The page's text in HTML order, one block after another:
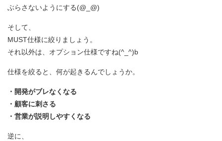
ぶらさないようにする(@_@)
そして、
MUST仕様に絞りましょう。
それ以外は、オプション仕様ですね(^_^)b
仕様を絞ると、何が起きるんでしょうか。
・開発がブレなくなる
・顧客に刺さる
・営業が説明しやすくなる
逆に、